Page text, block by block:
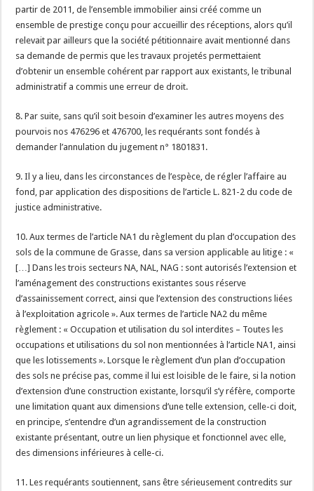
partir de 2011, de l’ensemble immobilier ainsi créé comme un
ensemble de prestige conçu pour accueillir des réceptions, alors qu’il
relevait par ailleurs que la société pétitionnaire avait mentionné dans
sa demande de permis que les travaux projetés permettaient
d’obtenir un ensemble cohérent par rapport aux existants, le tribunal
administratif a commis une erreur de droit.
8. Par suite, sans qu’il soit besoin d’examiner les autres moyens des
pourvois nos 476296 et 476700, les requérants sont fondés à
demander l’annulation du jugement n° 1801831.
9. Il y a lieu, dans les circonstances de l’espèce, de régler l’affaire au
fond, par application des dispositions de l’article L. 821-2 du code de
justice administrative.
10. Aux termes de l’article NA1 du règlement du plan d’occupation des
sols de la commune de Grasse, dans sa version applicable au litige : «
[…] Dans les trois secteurs NA, NAL, NAG : sont autorisés l’extension et
l’aménagement des constructions existantes sous réserve
d’assainissement correct, ainsi que l’extension des constructions liées
à l’exploitation agricole ». Aux termes de l’article NA2 du même
règlement : « Occupation et utilisation du sol interdites – Toutes les
occupations et utilisations du sol non mentionnées à l’article NA1, ainsi
que les lotissements ». Lorsque le règlement d’un plan d’occupation
des sols ne précise pas, comme il lui est loisible de le faire, si la notion
d’extension d’une construction existante, lorsqu’il s’y réfère, comporte
une limitation quant aux dimensions d’une telle extension, celle-ci doit,
en principe, s’entendre d’un agrandissement de la construction
existante présentant, outre un lien physique et fonctionnel avec elle,
des dimensions inférieures à celle-ci.
11. Les requérants soutiennent, sans être sérieusement contredits sur